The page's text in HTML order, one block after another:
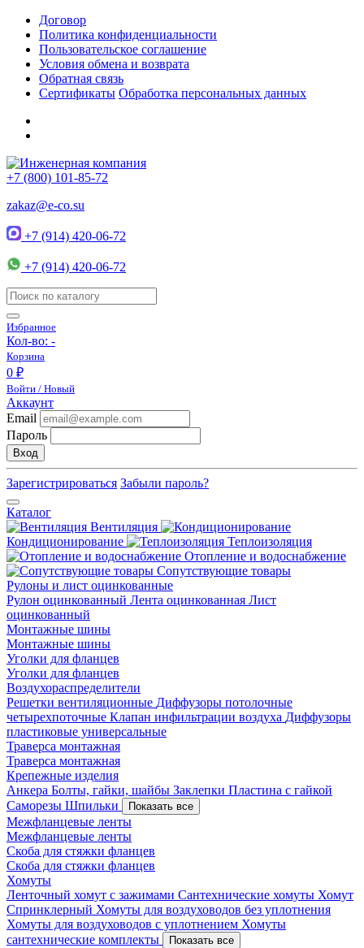
Договор
Политика конфиденциальности
Пользовательское соглашение
Условия обмена и возврата
Обратная связь
Сертификаты Обработка персональных данных
+7 (800) 101-85-72
zakaz@e-co.su
+7 (914) 420-06-72
+7 (914) 420-06-72
Избранное
Кол-во: -
Корзина
0 ₽
Войти / Новый
Аккаунт
Email
Пароль
Вход
Зарегистрироваться Забыли пароль?
Каталог
Вентиляция
Кондиционирование
Теплоизоляция
Отопление и водоснабжение
Сопутствующие товары
Рулоны и лист оцинкованные
Рулон оцинкованный Лента оцинкованная Лист
оцинкованный
Монтажные шины
Монтажные шины
Уголки для фланцев
Уголки для фланцев
Воздухораспределители
Решетки вентиляционные Диффузоры потолочные
четырехпоточные Клапан инфильтрации воздуха Диффузоры
пластиковые универсальные
Траверса монтажная
Траверса монтажная
Крепежные изделия
Анкера Болты, гайки, шайбы Заклепки Пластина с гайкой
Саморезы Шпильки Показать все
Межфланцевые ленты
Межфланцевые ленты
Скоба для стяжки фланцев
Скоба для стяжки фланцев
Хомуты
Ленточный хомут с зажимами Сантехнические хомуты Хомут
Спринклерный Хомуты для воздуховодов без уплотнения
Хомуты для воздуховодов с уплотнением Хомуты
сантехнические комплекты
Показать все